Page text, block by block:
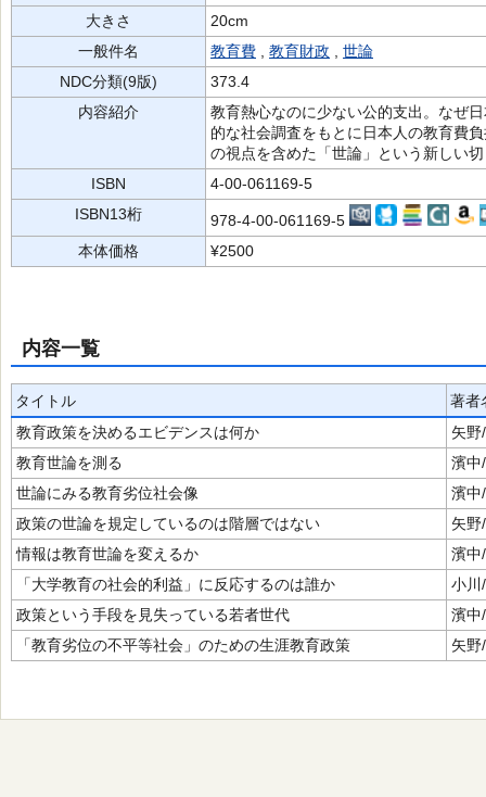
大きさ
20cm
一般件名
教育費 教育財政
世論
NDC分類(9版)
373.4
内容紹介
教育熱心なのに少ない公的支出。なぜ
的な社会調査をもとに日本人の教育費
の視点を含めた「世論」という新しい
ISBN
4-00-061169-5
ISBN13桁
978-4-00-061169-5
本体価格
¥2500
内容一覧
タイトル
著者
教育政策を決めるエビデンスは何か
矢野
教育世論を測る
濱中
世論にみる教育劣位社会像
濱中
政策の世論を規定しているのは階層ではない
矢野
情報は教育世論を変えるか
濱中
「大学教育の社会的利益」に反応するのは誰か
小川
政策という手段を見失っている若者世代
濱中
「教育劣位の不平等社会」のための生涯教育政策
矢野